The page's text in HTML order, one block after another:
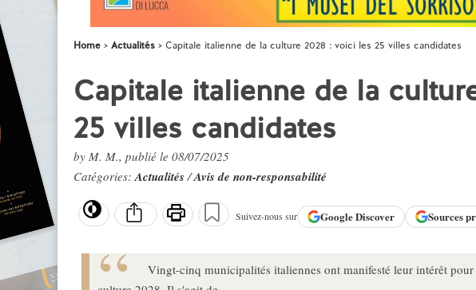
Home Actualités Capitale italienne de la culture 2028 : voici les 25 villes candidates
Capitale italienne de la
25 villes candidates
by M. M., publié le 08/07/2025
Catégories:Actualités/Avis de non-responsabilité
Suivez-nous sur GoogleDiscover Sources
Vingt-cinq municipalités italiennes ont manifesté leur intérêt